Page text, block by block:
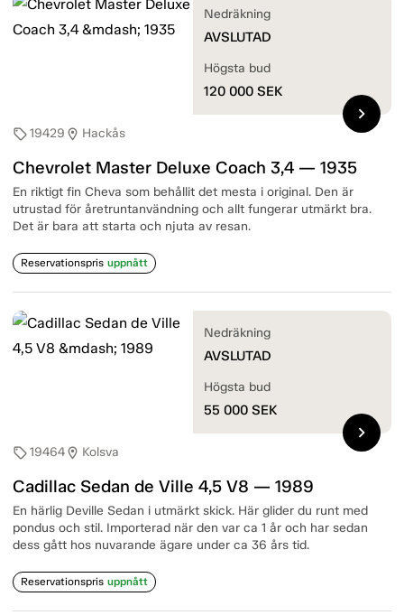
sell19429 location_on Hackås
Chevrolet Master Deluxe Coach 3,4 — 1935
En riktigt fin Cheva som behållit det mesta i original. Den är
utrustad för åretruntanvändning och allt fungerar utmärkt bra.
Det är bara att starta och njuta av resan.
Reservationspris uppnått
Nedräkning
AVSLUTAD
Högsta bud
120 000 SEK
chevron_right
sell19464location_on Kolsva
Cadillac Sedan de Ville 4,5 V8 — 1989
En härlig Deville Sedan i utmärkt skick. Här glider du runt med
pondus och stil. Importerad när den var ca 1 år och har sedan
dess gått hos nuvarande ägare under ca 36 års tid.
Reservationspris uppnått
Nedräkning
AVSLUTAD
Högsta bud
55 000 SEK
chevron_right